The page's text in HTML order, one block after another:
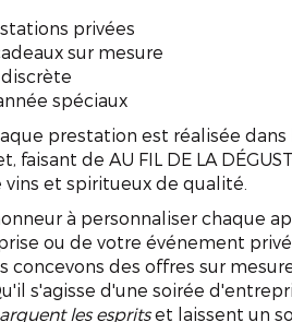
privées
sur mesure
spéciaux
prestation est réalisée
de AU FIL DE LA
et spiritueux de qualité.
à personnaliser chaque
ou de votre événement
concevons des offres sur
s'agisse d'une soirée
les espritset laissent un